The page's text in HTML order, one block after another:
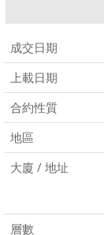
成交日期
上載日期
合約性質
地區
大廈 / 地址
層數